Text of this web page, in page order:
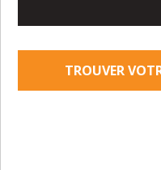
TROUVER